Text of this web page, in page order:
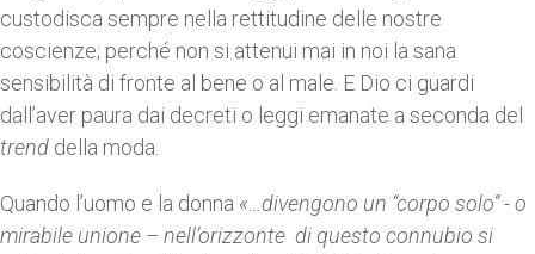
custodisca sempre nella rettitudine delle nostre
coscienze; perché non si attenui mai in noi la sana
sensibilità di fronte al bene o al male. E Dio ci guardi
dall’aver paura dai decreti o leggi emanate a seconda del
trend della moda.
Quando l’uomo e la donna «…divengono un “corpo solo” - o
mirabile unione – nell’orizzonte di questo connubio si